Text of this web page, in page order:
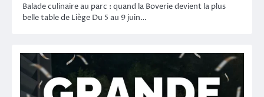
Balade culinaire au parc : quand la Boverie devient la plus
belle table de Liège Du 5 au 9 juin…